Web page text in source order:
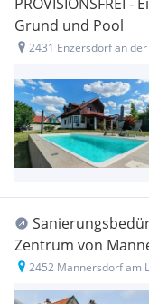
Grund und Pool
2431 Enzersdorf an der
Zentrum von
2452 Mannersdorf am